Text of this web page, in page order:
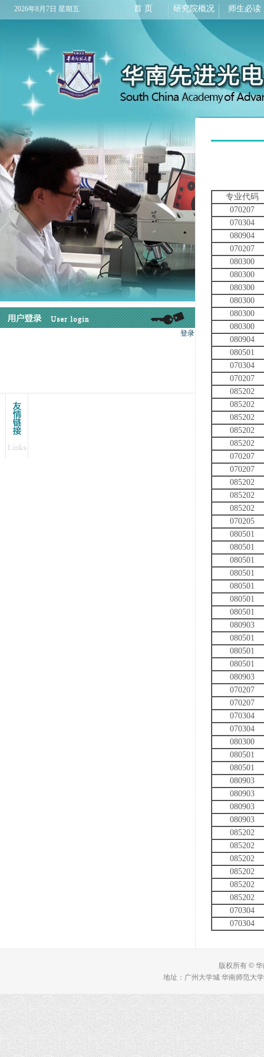
2026年8月7日 星期五 首 页 研究院概况 师生必读
专业代码
070207
070304
080904
070207
080300
080300
080300
080300
080300
080300
080904
080501
070304
070207
085202
085202
085202
085202
085202
070207
070207
085202
085202
085202
070205
080501
080501
080501
080501
080501
080501
080501
080903
080501
080501
080501
080903
070207
070207
070304
070304
080300
080501
080501
080903
080903
080903
080903
085202
085202
085202
085202
085202
085202
070304
070304
版权所有 ©
地址：广州大学城 华南师范大